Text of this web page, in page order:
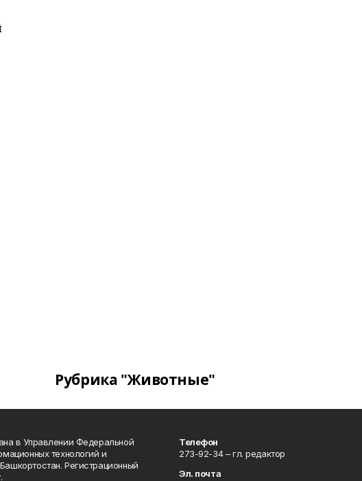
Рубрика "Животные"
в Управлении Федеральной
технологий и
Регистрационный
Телефон
273-92-34 – гл. редактор
Эл. почта